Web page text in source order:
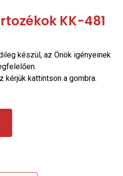
KK-481
készül, az Önök igényeinek
kérjük kattintson a gombra.